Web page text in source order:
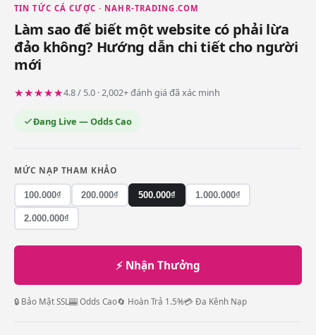
TIN TỨC CÁ CƯỢC · NAHR-TRADING.COM
Làm sao để biết một website có phải lừa
đảo không? Hướng dẫn chi tiết cho người
mới
★★★★★4.8 / 5.0 · 2,002+ đánh giá đã xác minh
Đang Live — Odds Cao
MỨC NẠP THAM KHẢO
100.000₫ 200.000₫ 500.000₫ 1.000.000₫
2.000.000₫
⚡ Nhận Thưởng
🔒 Bảo Mật SSL🎰 Odds Cao🔄 Hoàn Trả 1.5%💳 Đa Kênh Nạp